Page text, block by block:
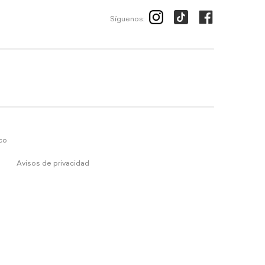
Síguenos:
Avisos de privacidad